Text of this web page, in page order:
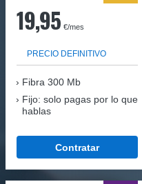
19,95 €/mes
PRECIO DEFINITIVO
Fibra 300 Mb
Fijo: solo pagas por lo que
hablas
Contratar